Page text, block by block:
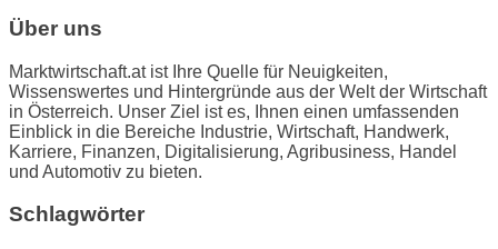
Über uns
Marktwirtschaft.at ist Ihre Quelle für Neuigkeiten,
Wissenswertes und Hintergründe aus der Welt der Wirtschaft
in Österreich. Unser Ziel ist es, Ihnen einen umfassenden
Einblick in die Bereiche Industrie, Wirtschaft, Handwerk,
Karriere, Finanzen, Digitalisierung, Agribusiness, Handel
und Automotiv zu bieten.
Schlagwörter